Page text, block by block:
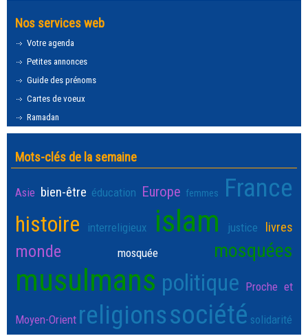
Nos services web
Votre agenda
Petites annonces
Guide des prénoms
Cartes de voeux
Ramadan
Mots-clés de la semaine
Asie bien-être éducation Europe femmes France
histoire interreligieux islam justice livres
monde mosquée mosquées
musulmans politique Proche et
Moyen-Orient religionssociété solidarité